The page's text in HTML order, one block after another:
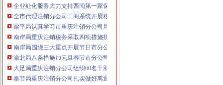
全市代理注销分公司工商系统开展粮油市场专项检查况
梁平局认真学习市重庆注销分公司局机关处级以上干部大会会议精
南岸局重庆注销税务采取四项措施扶持弱势群体
南岸局围绕三大重点开展节日市分公司营业执照注销场食品安全监管
渝北局八条措施加元旦春节市分公司营业执照注销场监管
大足局重庆注销分公司组织60名干部职工积参加西山林场扑火
奉节局重庆注销分公司扎实做好离退休老干部工作
市重庆分公司注销局努力深化腐倡廉宣教育